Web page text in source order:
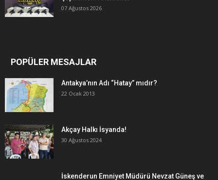
07 Ağustos 2026
POPÜLER MESAJLAR
Antakya’nın Adı “Hatay” mıdır?
22 Ocak 2013
Akçay Halkı İsyanda!
30 Ağustos 2024
İskenderun Emniyet Müdürü Nevzat Güneş ve